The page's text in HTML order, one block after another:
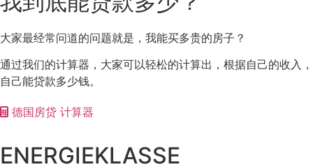
大家最经常问道的问题就是，我能买多贵的房子？
通过我们的计算器，大家可以轻松的计算出，根据自己的收入，
自己能贷款多少钱。
德国房贷 计算器
ENERGIEKLASSE